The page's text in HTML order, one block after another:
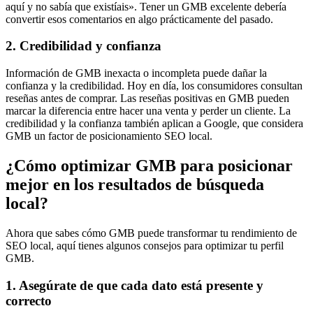
aquí y no sabía que existíais». Tener un GMB excelente debería
convertir esos comentarios en algo prácticamente del pasado.
2. Credibilidad y confianza
Información de GMB inexacta o incompleta puede dañar la
confianza y la credibilidad. Hoy en día, los consumidores consultan
reseñas antes de comprar. Las reseñas positivas en GMB pueden
marcar la diferencia entre hacer una venta y perder un cliente. La
credibilidad y la confianza también aplican a Google, que considera
GMB un factor de posicionamiento SEO local.
¿Cómo optimizar GMB para posicionar
mejor en los resultados de búsqueda
local?
Ahora que sabes cómo GMB puede transformar tu rendimiento de
SEO local, aquí tienes algunos consejos para optimizar tu perfil
GMB.
1. Asegúrate de que cada dato está presente y
correcto